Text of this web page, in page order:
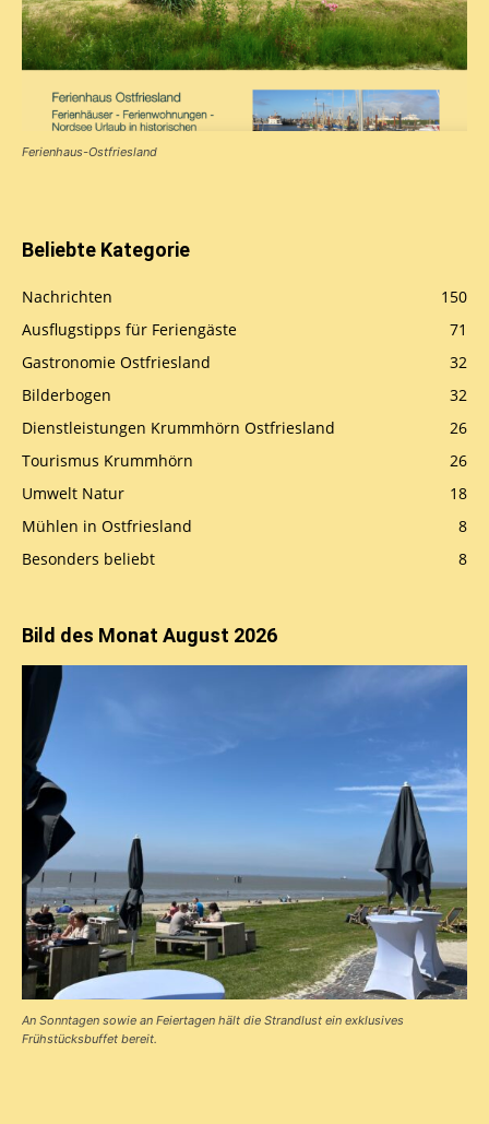
Ferienhaus-Ostfriesland
Beliebte Kategorie
Nachrichten
150
Ausflugstipps für Feriengäste
71
Gastronomie Ostfriesland
32
Bilderbogen
32
Dienstleistungen Krummhörn Ostfriesland
26
Tourismus Krummhörn
26
Umwelt Natur
18
Mühlen in Ostfriesland
8
Besonders beliebt
8
Bild des Monat August 2026
An Sonntagen sowie an Feiertagen hält die Strandlust ein exklusives
Frühstücks­buffet bereit.